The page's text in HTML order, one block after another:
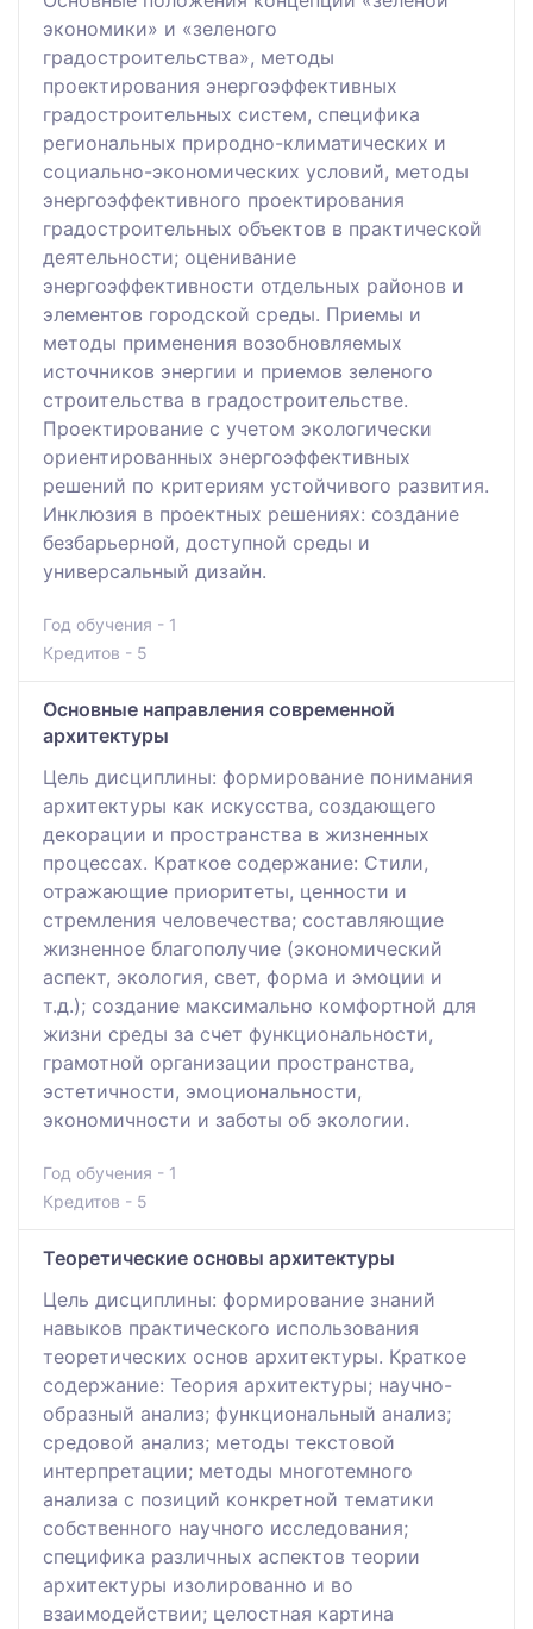
экономики» и «зеленого
градостроительства», методы
проектирования энергоэффективных
градостроительных систем, специфика
региональных природно-климатических и
социально-экономических условий, методы
энергоэффективного проектирования
градостроительных объектов в практической
деятельности; оценивание
энергоэффективности отдельных районов и
элементов городской среды. Приемы и
методы применения возобновляемых
источников энергии и приемов зеленого
строительства в градостроительстве.
Проектирование с учетом экологически
ориентированных энергоэффективных
решений по критериям устойчивого развития.
Инклюзия в проектных решениях: создание
безбарьерной, доступной среды и
универсальный дизайн.
Год обучения - 1
Кредитов - 5
Основные направления современной
архитектуры
Цель дисциплины: формирование понимания
архитектуры как искусства, создающего
декорации и пространства в жизненных
процессах. Краткое содержание: Стили,
отражающие приоритеты, ценности и
стремления человечества; составляющие
жизненное благополучие (экономический
аспект, экология, свет, форма и эмоции и
т.д.); создание максимально комфортной для
жизни среды за счет функциональности,
грамотной организации пространства,
эстетичности, эмоциональности,
экономичности и заботы об экологии.
Год обучения - 1
Кредитов - 5
Теоретические основы архитектуры
Цель дисциплины: формирование знаний
навыков практического использования
теоретических основ архитектуры. Краткое
содержание: Теория архитектуры; научно-
образный анализ; функциональный анализ;
средовой анализ; методы текстовой
интерпретации; методы многотемного
анализа с позиций конкретной тематики
собственного научного исследования;
специфика различных аспектов теории
архитектуры изолированно и во
взаимодействии; целостная картина